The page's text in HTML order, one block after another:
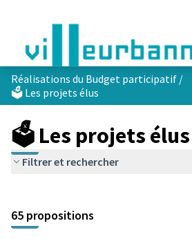
Réalisations du Budget participatif /
🗳️ Les projets élus
🗳️ Les projets élus
Filtrer et rechercher
+
−
65 propositions